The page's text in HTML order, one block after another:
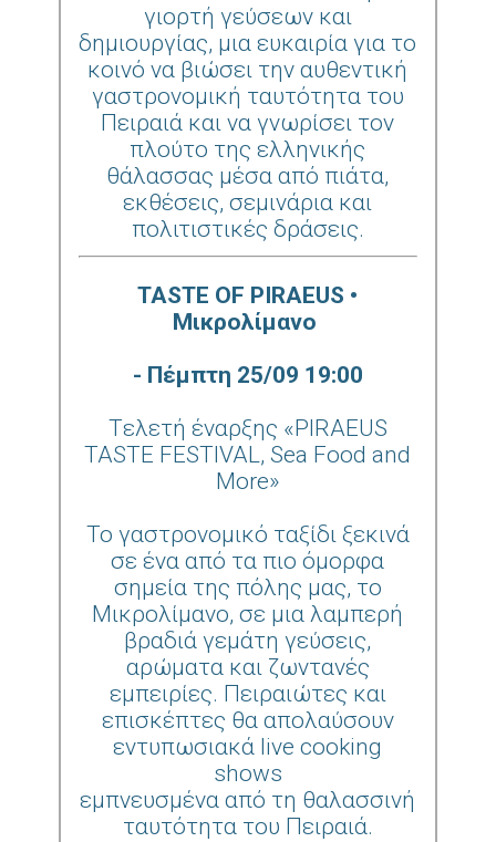
γιορτή γεύσεων και
δημιουργίας, μια ευκαιρία για το
κοινό να βιώσει την αυθεντική
γαστρονομική ταυτότητα του
Πειραιά και να γνωρίσει τον
πλούτο της ελληνικής
θάλασσας μέσα από πιάτα,
εκθέσεις, σεμινάρια και
πολιτιστικές δράσεις.
TASTE OF PIRAEUS •
Mικρολίμανο
- Πέμπτη 25/09 19:00
Tελετή έναρξης «PIRAEUS
TASTE FESTIVAL, Sea Food and
More»
Το γαστρονομικό ταξίδι ξεκινά
σε ένα από τα πιο όμορφα
σημεία της πόλης μας, το
Μικρολίμανο, σε μια λαμπερή
βραδιά γεμάτη γεύσεις,
αρώματα και ζωντανές
εμπειρίες. Πειραιώτες και
επισκέπτες θα απολαύσουν
εντυπωσιακά live cooking
shows
εμπνευσμένα από τη θαλασσινή
ταυτότητα του Πειραιά.